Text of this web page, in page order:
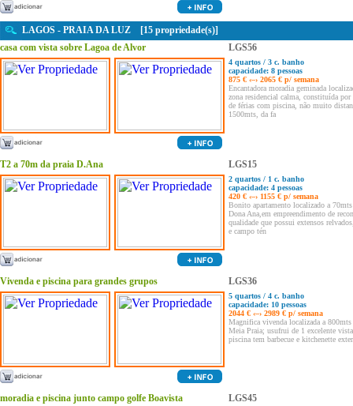
LAGOS - PRAIA DA LUZ [15 propriedade(s)]
casa com vista sobre Lagoa de Alvor
LGS56
4 quartos / 3 c. banho
capacidade: 8 pessoas
875 € ‹–› 2065 € p/ semana
Encantadora moradia geminada
zona residencial calma, constituída por
de férias com piscina, não muito
1500mts, da fa
T2 a 70m da praia D.Ana LGS15
2 quartos / 1 c. banho
capacidade: 4 pessoas
420 € ‹–› 1155 € p/ semana
Bonito apartamento localizado a 70mts
Dona Ana,em empreendimento de
qualidade que possui extensos
e campo tén
Vivenda e piscina para grandes grupos LGS36
5 quartos / 4 c. banho
capacidade: 10 pessoas
2044 € ‹–› 2989 € p/ semana
Magnifica vivenda localizada a 800mts
Meia Praia; usufrui de 1 excelente
piscina tem barbecue e kitchenette
moradia e piscina junto campo golfe Boavista LGS45